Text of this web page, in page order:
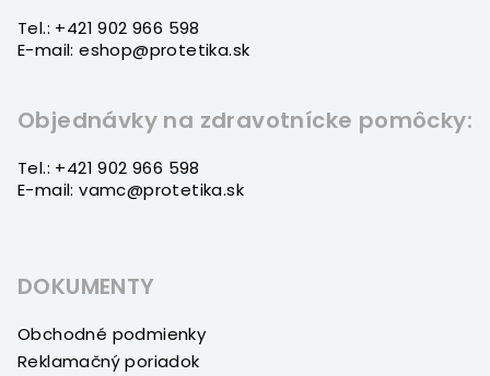
Tel.: +421 902 966 598
E-mail: eshop@protetika.sk
Objednávky na zdravotnícke pomôcky:
Tel.: +421 902 966 598
E-mail: vamc@protetika.sk
DOKUMENTY
Obchodné podmienky
Reklamačný poriadok